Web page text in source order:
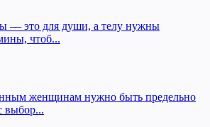
— это для души, а телу нужны
чтоб...
женщинам нужно быть предельно
выбор...